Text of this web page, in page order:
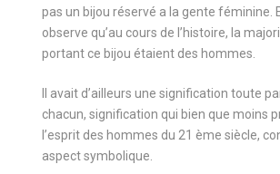
pas un bijou réservé a la gente féminine.
observe qu’au cours de l’histoire, la
portant ce bijou étaient des hommes.
Il avait d’ailleurs une signification toute
chacun, signification qui bien que moins
l’esprit des hommes du 21 ème siècle,
aspect symbolique.